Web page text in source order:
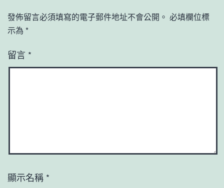
發佈留言必須填寫的電子郵件地址不會公開。 必填欄位標
示為 *
留言 *
顯示名稱 *